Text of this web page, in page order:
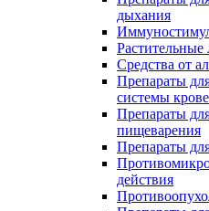
дыхания
Растительные
Средства от
Препараты
системы
Препараты
пищеварения
Препараты
действия